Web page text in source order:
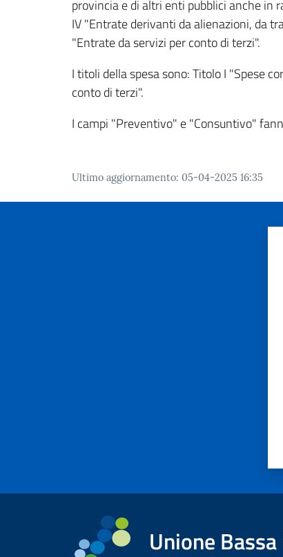
provincia e di altri enti pubblici anche in
IV "Entrate derivanti da alienazioni, da
"Entrate da servizi per conto di terzi".
I titoli della spesa sono: Titolo I "Spese
conto di terzi".
I campi "Preventivo" e "Consuntivo"
Ultimo aggiornamento: 05-04-2025 16:35
Unione